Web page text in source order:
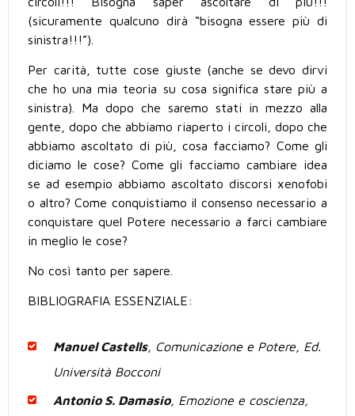
(sicuramente qualcuno dirà “bisogna essere più di
sinistra!!!”).
Per carità, tutte cose giuste (anche se devo dirvi
che ho una mia teoria su cosa significa stare più a
sinistra). Ma dopo che saremo stati in mezzo alla
gente, dopo che abbiamo riaperto i circoli, dopo che
abbiamo ascoltato di più, cosa facciamo? Come gli
diciamo le cose? Come gli facciamo cambiare idea
se ad esempio abbiamo ascoltato discorsi xenofobi
o altro? Come conquistiamo il consenso necessario a
conquistare quel Potere necessario a farci cambiare
in meglio le cose?
No così tanto per sapere.
BIBLIOGRAFIA ESSENZIALE:
Manuel Castells, Comunicazione e Potere, Ed.
Università Bocconi
Antonio S. Damasio, Emozione e coscienza,